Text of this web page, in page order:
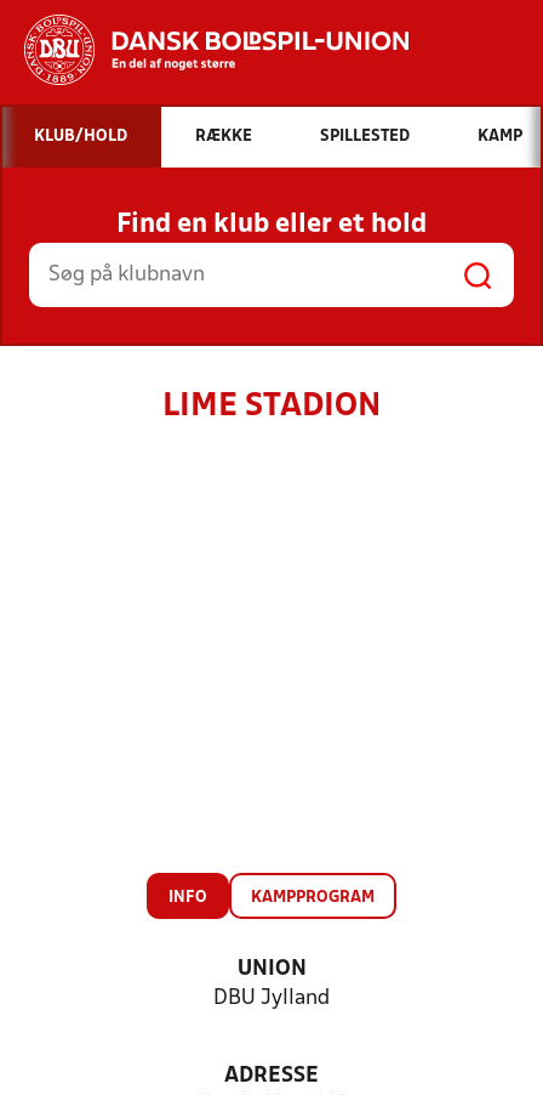
Hvad vil du søge efter?
INDHOLD OG NYHEDER
STILLINGER, RESULTATER, KLUBBER OG
HOLD
KLUB/HOLD RÆKKE SPILLESTED KAMP
Find en klub eller et hold
LIME STADION
INFO KAMPPROGRAM
UNION
DBU Jylland
ADRESSE